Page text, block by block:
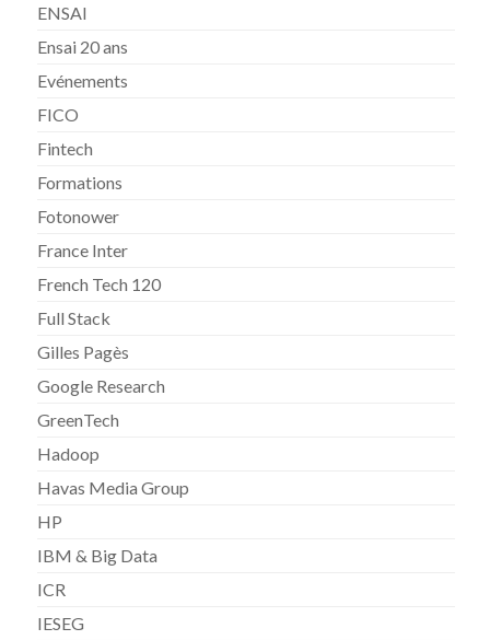
ENSAI
Ensai 20 ans
Evénements
FICO
Fintech
Formations
Fotonower
France Inter
French Tech 120
Full Stack
Gilles Pagès
Google Research
GreenTech
Hadoop
Havas Media Group
HP
IBM & Big Data
ICR
IESEG